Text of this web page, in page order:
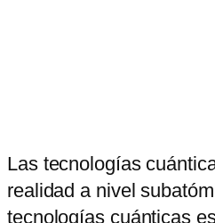
Las tecnologías
realidad a nivel
tecnologías cuánticas